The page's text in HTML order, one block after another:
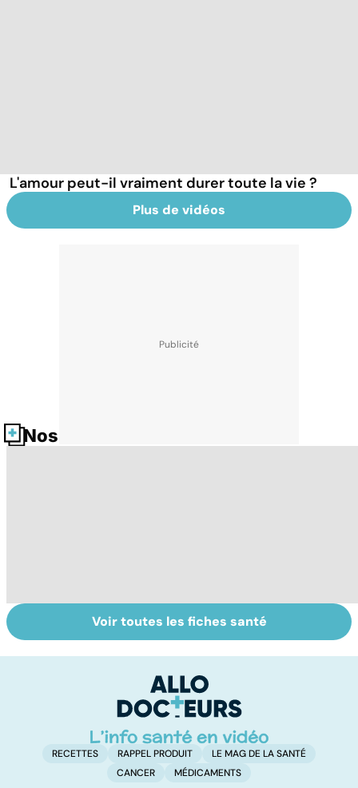
L'amour peut-il vraiment durer toute la vie ?
Plus de vidéos
Nos fiches santé
Post-partum : un
bouleversement
Violences
sexuelles :
remettre ?
Voir toutes les fiches santé
RECETTES RAPPEL PRODUIT
LE MAG DE LA SANTÉ
CANCER
MÉDICAMENTS